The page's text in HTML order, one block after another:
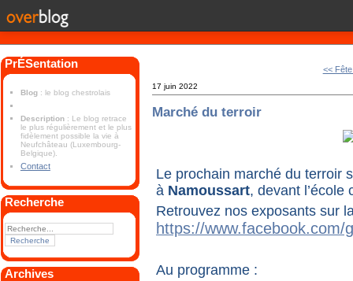
PrÉSentation
Blog : le blog chestrolais
Description : Le blog retrace
le plus régulièrement et le plus
fidèlement possible la vie à
Neufchâteau (Luxembourg-
Belgique).
Contact
Recherche
Archives
<<
17 juin 2022
Marché du terroir
Le prochain marché du terroir
à Namoussart, devant l’école
Retrouvez nos exposants sur
https://
Au programme :